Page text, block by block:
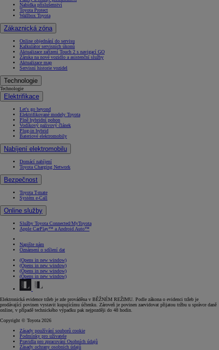
Nabídka příslušenství
Toyota Protect
Wallbox Toyota
Zákaznická zóna
Online objednání do servisu
Kalkulátor servisních úkonů
Aktualizace zařízení Touch 2 s navigací GO
Záruka na nové vozidlo a asistenční služby
Aktualizace map
Servisní historie vozidel
Technologie
Technologie
Elektrifikace
Let's go beyond
Elektrifikované modely Toyota
Plně hybridní pohon
Vodíkový palivový článek
Plug-in hybrid
Bateriové elektromobily
Nabíjení elektromobilu
Domácí nabíjení
Toyota Charging Network
Bezpečnost
Toyota T-mate
Systém e-Call
Online služby
Služby Toyota Connected/MyToyota
Apple CarPlay™ a Android Auto™
Napište nám
Oznámení o sdílení dat
(Opens in new window)
(Opens in new window)
(Opens in new window)
(Opens in new window)
Elektronická evidence tržeb je zde prováděna v BĚŽNÉM REŽIMU. Podle zákona o evidenci tržeb je
prodávající povinen vystavit kupujícímu účtenku. Zároveň je povinen zaevidovat přijatou tržbu u správce daně
online, v případě technického výpadku pak nejpozději do 48 hodin.
Copyright © Toyota 2026
Zásady používání souborů cookie
Podmínky pro uživatele
Pravidla pro zpracování Osobních údajů
Zásady ochrany osobních údajů